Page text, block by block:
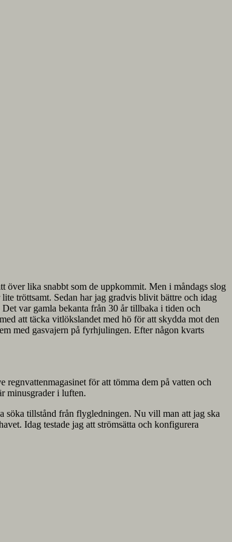
över lika snabbt som de uppkommit. Men i måndags slog
tröttsamt. Sedan har jag gradvis blivit bättre och idag
var gamla bekanta från 30 år tillbaka i tiden och
att täcka vitlökslandet med hö för att skydda mot den
med gasvajern på fyrhjulingen. Efter någon kvarts
för att tömma dem på vatten och
minusgrader i luften.
söka tillstånd från flygledningen. Nu vill man att jag ska
Idag testade jag att strömsätta och konfigurera